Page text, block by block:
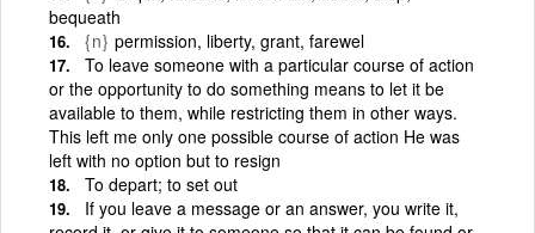
bequeath
{n} permission, liberty, grant, farewel
To leave someone with a particular course of action
or the opportunity to do something means to let it be
available to them, while restricting them in other ways.
This left me only one possible course of action He was
left with no option but to resign
To depart; to set out
If you leave a message or an answer, you write it,